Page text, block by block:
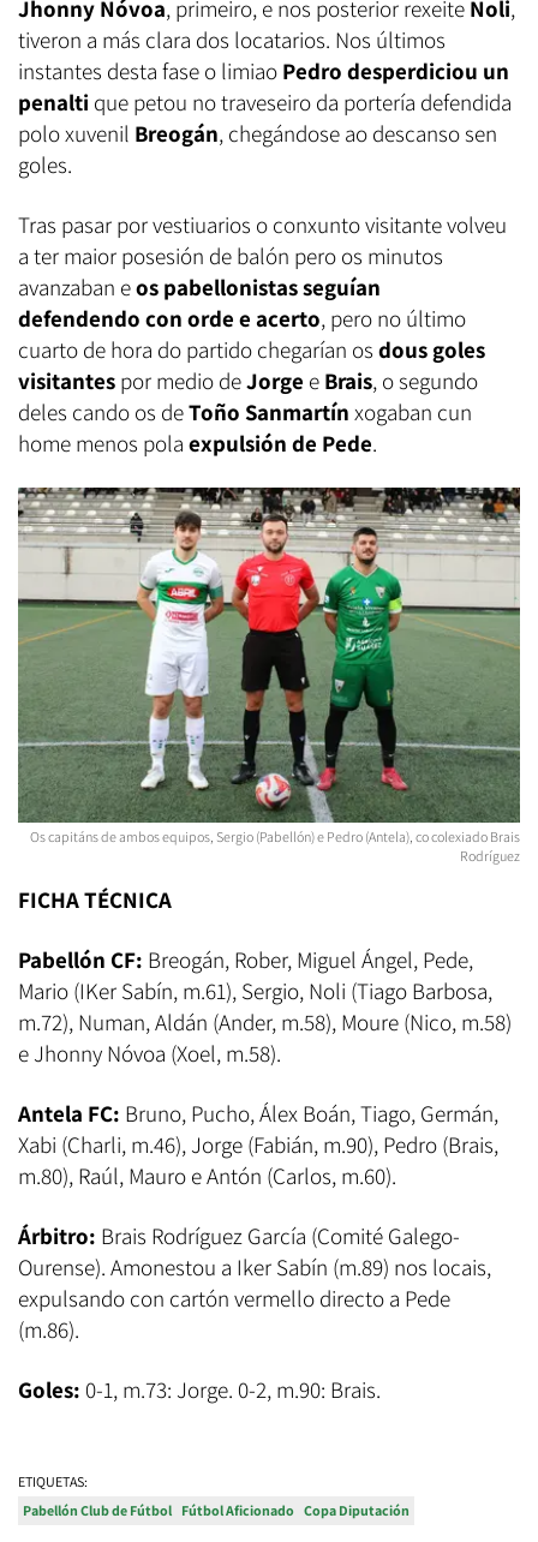
Jhonny Nóvoa, primeiro, e nos posterior rexeite Noli,
tiveron a más clara dos locatarios. Nos últimos
instantes desta fase o limiao Pedro desperdiciou un
penalti que petou no traveseiro da portería defendida
polo xuvenil Breogán, chegándose ao descanso sen
goles.
Tras pasar por vestiuarios o conxunto visitante volveu
a ter maior posesión de balón pero os minutos
avanzaban eos pabellonistas seguían
defendendo con orde e acerto, pero no último
cuarto de hora do partido chegarían os dous goles
visitantes por medio deJorge e Brais, o segundo
deles cando os deToño Sanmartín xogaban cun
home menos pola expulsión de Pede.
Os capitáns de ambos equipos, Sergio (Pabellón) e Pedro (Antela), co colexiado Brais
Rodríguez
FICHA TÉCNICA
Pabellón CF: Breogán, Rober, Miguel Ángel, Pede,
Mario (IKer Sabín, m.61), Sergio, Noli (Tiago Barbosa,
m.72), Numan, Aldán (Ander, m.58), Moure (Nico, m.58)
e Jhonny Nóvoa (Xoel, m.58).
Antela FC: Bruno, Pucho, Álex Boán, Tiago, Germán,
Xabi (Charli, m.46), Jorge (Fabián, m.90), Pedro (Brais,
m.80), Raúl, Mauro e Antón (Carlos, m.60).
Árbitro: Brais Rodríguez García (Comité Galego-
Ourense). Amonestou a Iker Sabín (m.89) nos locais,
expulsando con cartón vermello directo a Pede
(m.86).
Goles: 0-1, m.73: Jorge. 0-2, m.90: Brais.
ETIQUETAS:
Pabellón Club de Fútbol Fútbol Aficionado Copa Diputación